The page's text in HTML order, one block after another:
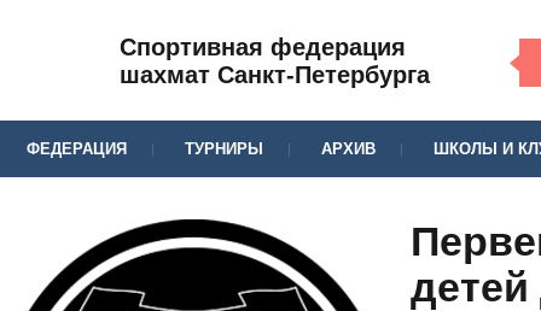
Спортивная федерация
шахмат Санкт-Петербурга
ФЕДЕРАЦИЯ ТУРНИРЫ АРХИВ ШКОЛЫ И
детей